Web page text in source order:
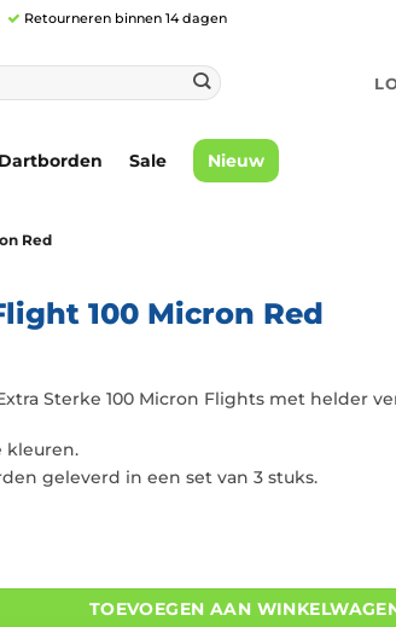
Retourneren binnen 14 dagen
Dartborden Sale Nieuw
Red
100 Micron Red
Sterke 100 Micron Flights met helder
kleuren.
geleverd in een set van 3 stuks.
TOEVOEGEN AAN